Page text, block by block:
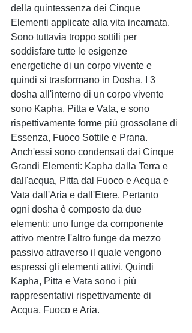
della quintessenza dei Cinque
Elementi applicate alla vita incarnata.
Sono tuttavia troppo sottili per
soddisfare tutte le esigenze
energetiche di un corpo vivente e
quindi si trasformano in Dosha. I 3
dosha all'interno di un corpo vivente
sono Kapha, Pitta e Vata, e sono
rispettivamente forme più grossolane di
Essenza, Fuoco Sottile e Prana.
Anch'essi sono condensati dai Cinque
Grandi Elementi: Kapha dalla Terra e
dall'acqua, Pitta dal Fuoco e Acqua e
Vata dall'Aria e dall'Etere. Pertanto
ogni dosha è composto da due
elementi; uno funge da componente
attivo mentre l'altro funge da mezzo
passivo attraverso il quale vengono
espressi gli elementi attivi. Quindi
Kapha, Pitta e Vata sono i più
rappresentativi rispettivamente di
Acqua, Fuoco e Aria.